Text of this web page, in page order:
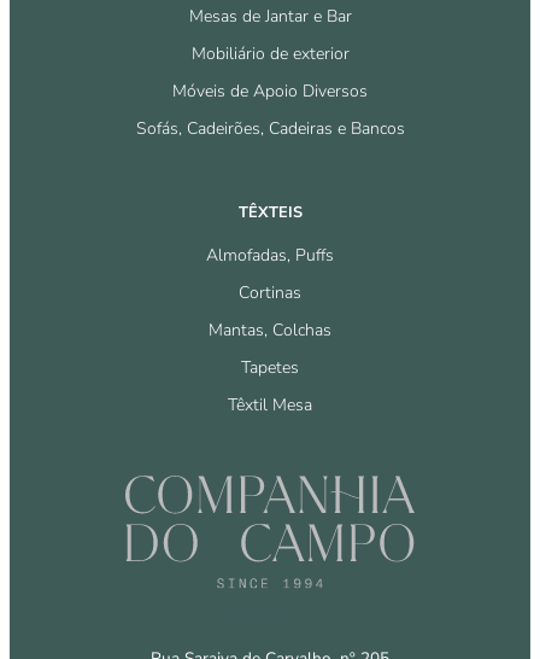
Mesas de Jantar e Bar
Mobiliário de exterior
Móveis de Apoio Diversos
Sofás, Cadeirões, Cadeiras e Bancos
TÊXTEIS
Almofadas, Puffs
Cortinas
Mantas, Colchas
Tapetes
Têxtil Mesa